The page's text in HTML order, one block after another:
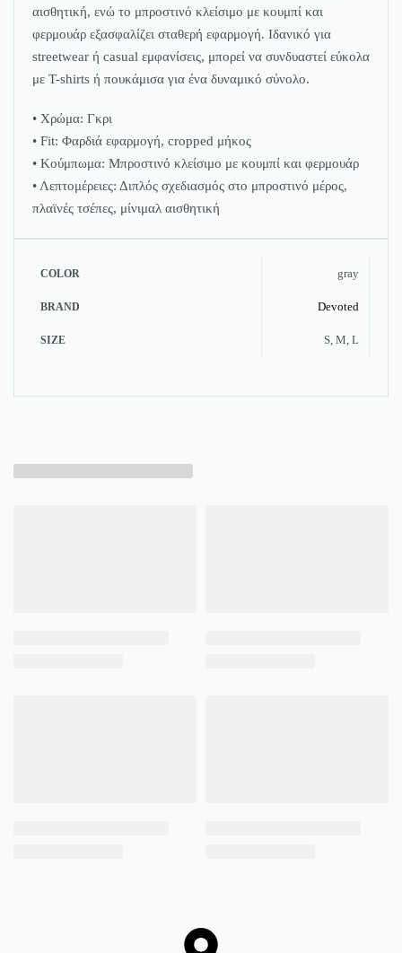
αισθητική, ενώ το μπροστινό κλείσιμο με κουμπί και
φερμουάρ εξασφαλίζει σταθερή εφαρμογή. Ιδανικό για
streetwear ή casual εμφανίσεις, μπορεί να συνδυαστεί εύκολα
με T-shirts ή πουκάμισα για ένα δυναμικό σύνολο.
• Χρώμα: Γκρι
• Fit: Φαρδιά εφαρμογή, cropped μήκος
• Κούμπωμα: Μπροστινό κλείσιμο με κουμπί και φερμουάρ
• Λεπτομέρειες: Διπλός σχεδιασμός στο μπροστινό μέρος,
πλαϊνές τσέπες, μίνιμαλ αισθητική
COLOR gray
BRAND Devoted
SIZE S, M, L